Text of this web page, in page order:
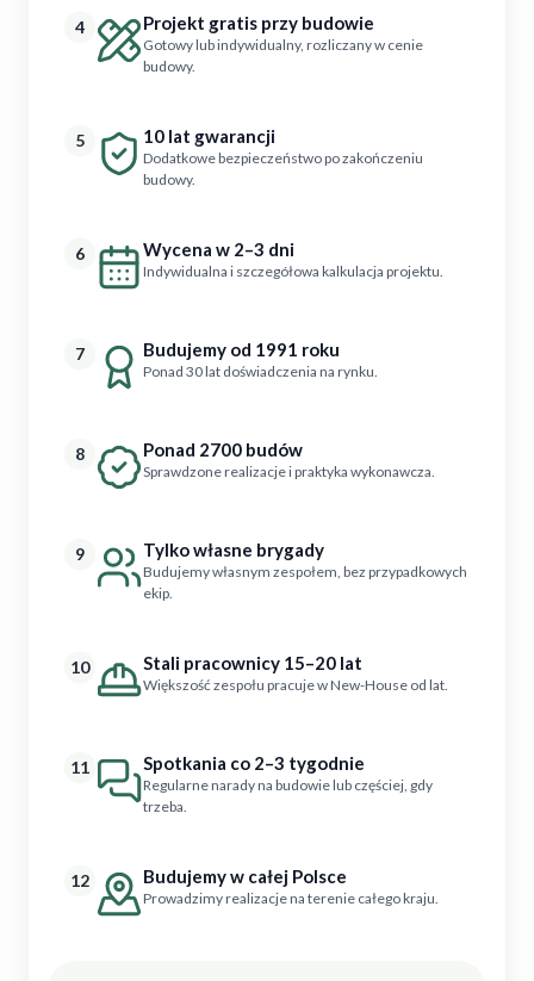
4 Projekt gratis przy budowie
Gotowy lub indywidualny, rozliczany w cenie
budowy.
5 10 lat gwarancji
Dodatkowe bezpieczeństwo po zakończeniu
budowy.
6 Wycena w 2–3 dni
Indywidualna i szczegółowa kalkulacja projektu.
7 Budujemy od 1991 roku
Ponad 30 lat doświadczenia na rynku.
8 Ponad 2700 budów
Sprawdzone realizacje i praktyka wykonawcza.
9 Tylko własne brygady
Budujemy własnym zespołem, bez przypadkowych
ekip.
10 Stali pracownicy 15–20 lat
Większość zespołu pracuje w New-House od lat.
11 Spotkania co 2–3 tygodnie
Regularne narady na budowie lub częściej, gdy
trzeba.
12 Budujemy w całej Polsce
Prowadzimy realizacje na terenie całego kraju.